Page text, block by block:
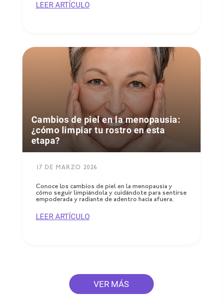
LEER ARTÍCULO
Cambios de piel en la menopausia:
¿cómo limpiar tu rostro en esta
etapa?
17 DE MARZO 2026
Conoce los cambios de piel en la menopausia y
cómo seguir limpiándola y cuidándote para sentirse
empoderada y radiante de adentro hacia afuera.
LEER ARTÍCULO
VER MÁS